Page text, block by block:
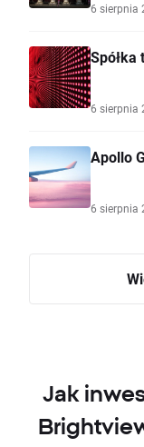
6 sierpnia
6 sierpnia
Apollo
6 sierpnia
Jak